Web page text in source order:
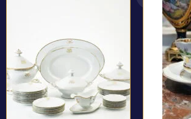
ZOBACZ PRODUKT